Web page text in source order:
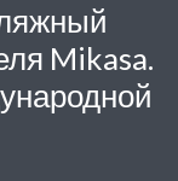
Mikasa.